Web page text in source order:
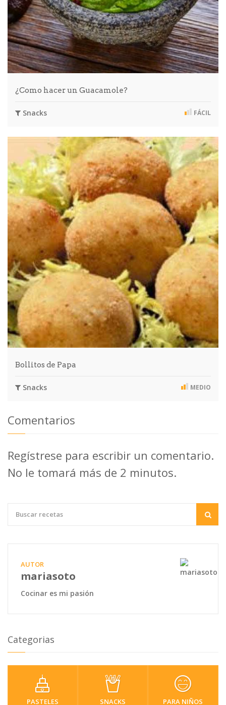
¿Como hacer un Guacamole?
Snacks FÁCIL
Bollitos de Papa
Snacks MEDIO
Comentarios
Regístrese para escribir un comentario.
No le tomará más de 2 minutos.
AUTOR
mariasoto
Cocinar es mi pasión
Categorias
PASTELES SNACKS PARA NIÑOS